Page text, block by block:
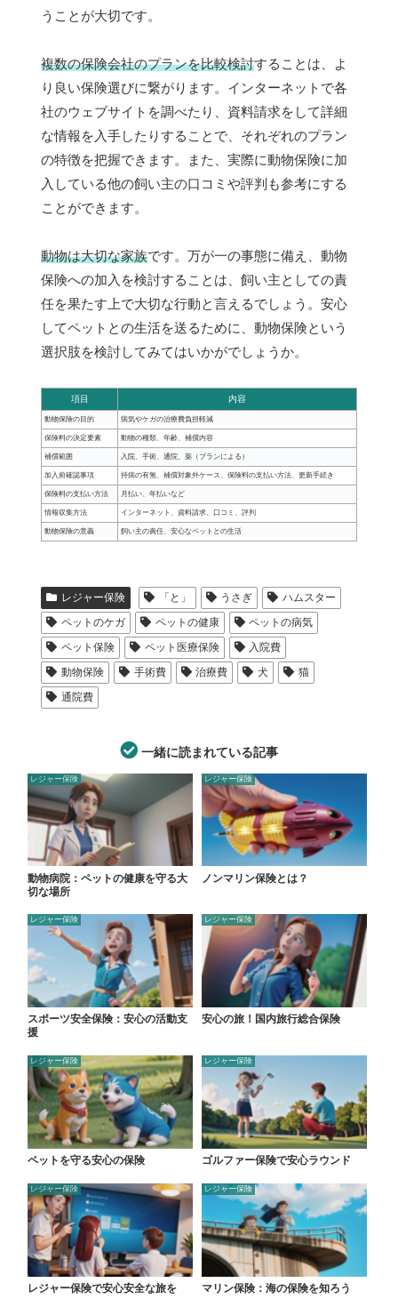
うことが大切です。
複数の保険会社のプランを比較検討することは、よ
り良い保険選びに繋がります。インターネットで各
社のウェブサイトを調べたり、資料請求をして詳細
な情報を入手したりすることで、それぞれのプラン
の特徴を把握できます。また、実際に動物保険に加
入している他の飼い主の口コミや評判も参考にする
ことができます。
動物は大切な家族です。万が一の事態に備え、動物
保険への加入を検討することは、飼い主としての責
任を果たす上で大切な行動と言えるでしょう。安心
してペットとの生活を送るために、動物保険という
選択肢を検討してみてはいかがでしょうか。
項目 内容
動物保険の目的 病気やケガの治療費負担軽減
保険料の決定要素 動物の種類、年齢、補償内容
補償範囲 入院、手術、通院、薬（プランによる）
加入前確認事項 持病の有無、補償対象外ケース、保険料の支払い方法、更新手続き
保険料の支払い方法 月払い、年払いなど
情報収集方法 インターネット、資料請求、口コミ、評判
動物保険の意義 飼い主の責任、安心なペットとの生活
レジャー保険 「と」 うさぎ
ハムスター
ペットのケガ
ペットの健康
ペットの病気
ペット保険
ペット医療保険
入院費
動物保険
手術費 治療費 犬
猫
通院費
一緒に読まれている記事
レジャー保険
動物病院：ペットの健康を守る大
切な場所
レジャー保険
ノンマリン保険とは？
レジャー保険
スポーツ安全保険：安心の活動支
援
レジャー保険
安心の旅！国内旅行総合保険
レジャー保険
ペットを守る安心の保険
レジャー保険
ゴルファー保険で安心ラウンド
レジャー保険
レジャー保険で安心安全な旅を
レジャー保険
マリン保険：海の保険を知ろう